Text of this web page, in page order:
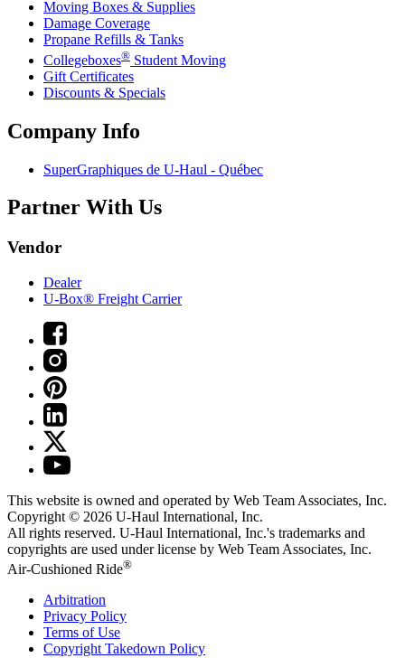
Moving Boxes & Supplies
Damage Coverage
Propane Refills & Tanks
Collegeboxes® Student Moving
Gift Certificates
Discounts & Specials
Company Info
SuperGraphiques de U-Haul - Québec
Partner With Us
Vendor
Dealer
U-Box® Freight Carrier
This website is owned and operated by Web Team Associates, Inc.
Copyright © 2026 U-Haul International, Inc.
All rights reserved. U-Haul International, Inc.'s trademarks and
copyrights are used under license by Web Team Associates, Inc.
Air-Cushioned Ride®
Arbitration
Privacy Policy
Terms of Use
Copyright Takedown Policy